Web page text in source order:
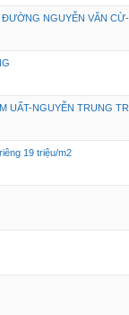
NGUYỄN VĂN
UẤT-NGUYỄN TRUNG
19 triệu/m2